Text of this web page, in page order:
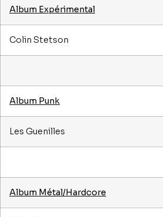
Album Expérimental
Colin Stetson
Album Punk
Les Guenilles
Album Métal/Hardcore